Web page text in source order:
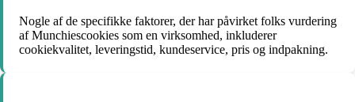
Nogle af de specifikke faktorer, der har påvirket folks vurdering
af Munchiescookies som en virksomhed, inkluderer
cookiekvalitet, leveringstid, kundeservice, pris og indpakning.